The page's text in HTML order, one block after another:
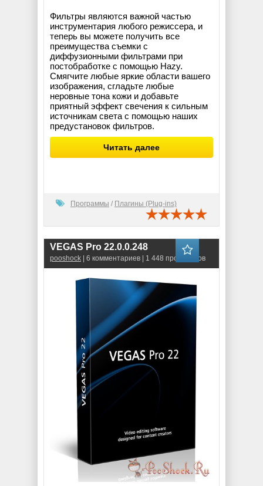
Фильтры являются важной частью
инструментария любого режиссера, и
теперь вы можете получить все
преимущества съемки с
диффузионными фильтрами при
постобработке с помощью Hazy.
Смягчите любые яркие области вашего
изображения, сгладьте любые
неровные тона кожи и добавьте
приятный эффект свечения к сильным
источникам света с помощью наших
предустановок фильтров.
Читать далее
Программы / Плагины (Plug-ins)
VEGAS Pro 22.0.0.248
pooshock | 6 комментариев | 1 448 просмотров